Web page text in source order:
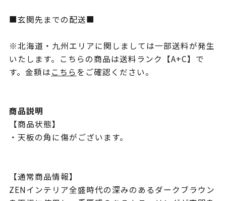
■玄関先までの配送■
※北海道・九州エリアに関しましては一部送料が発生
いたします。こちらの商品は送料ランク【A+C】で
す。金額はこちらをご確認ください。
商品説明
【商品状態】
・天板の角に傷がございます。
【通常商品情報】
ZENインテリア全盛時代の深みのあるダークブラウン